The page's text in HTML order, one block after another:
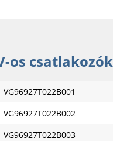
os
VG96927T022B001
VG96927T022B002
VG96927T022B003